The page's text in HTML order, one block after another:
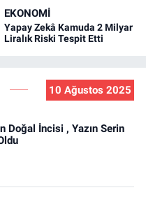
EKONOMİ
Yapay Zekâ Kamuda 2 Milyar
Liralık Riski Tespit Etti
10 Ağustos 2025
Doğal İncisi , Yazın Serin